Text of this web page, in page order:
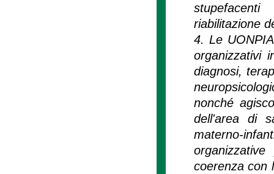
riabilitazione
4. Le
organizzativi
diagnosi,
nonché
dell'area di
materno-
coerenza con